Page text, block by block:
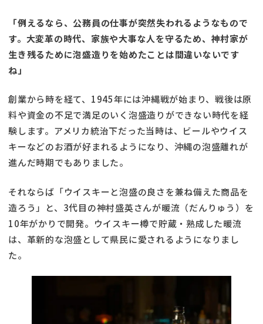
「例えるなら、公務員の仕事が突然失われるようなもので
す。大変革の時代、家族や大事な人を守るため、神村家が
生き残るために泡盛造りを始めたことは間違いないです
ね」
創業から時を経て、1945年には沖縄戦が始まり、戦後は原
料や資金の不足で満足のいく泡盛造りができない時代を経
験します。アメリカ統治下だった当時は、ビールやウイス
キーなどのお酒が好まれるようになり、沖縄の泡盛離れが
進んだ時期でもありました。
それならば「ウイスキーと泡盛の良さを兼ね備えた商品を
造ろう」と、3代目の神村盛英さんが暖流（だんりゅう）を
10年がかりで開発。ウイスキー樽で貯蔵・熟成した暖流
は、革新的な泡盛として県民に愛されるようになりまし
た。